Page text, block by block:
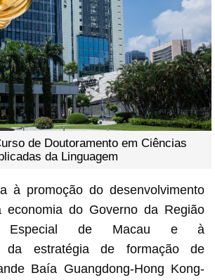
de Doutoramento em Ciências
da Linguagem
à promoção do desenvolvimento
economia do Governo da Região
Especial de Macau e à
da estratégia de formação de
Baía Guangdong-Hong Kong-